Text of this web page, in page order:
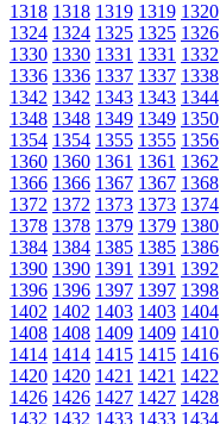
1318 1318 1319 1319 1320
1324 1324 1325 1325 1326
1330 1330 1331 1331 1332
1336 1336 1337 1337 1338
1342 1342 1343 1343 1344
1348 1348 1349 1349 1350
1354 1354 1355 1355 1356
1360 1360 1361 1361 1362
1366 1366 1367 1367 1368
1372 1372 1373 1373 1374
1378 1378 1379 1379 1380
1384 1384 1385 1385 1386
1390 1390 1391 1391 1392
1396 1396 1397 1397 1398
1402 1402 1403 1403 1404
1408 1408 1409 1409 1410
1414 1414 1415 1415 1416
1420 1420 1421 1421 1422
1426 1426 1427 1427 1428
1432 1432 1433 1433 1434